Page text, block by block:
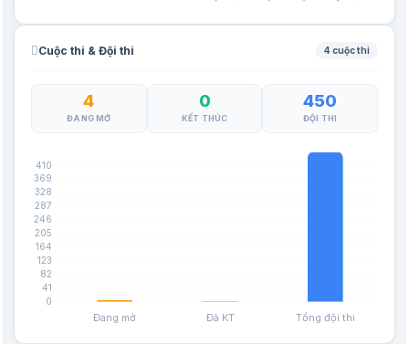
Cuộc thi & Đội thi 4 cuộc thi
4
ĐANG MỞ
0
KẾT THÚC
450
ĐỘI THI